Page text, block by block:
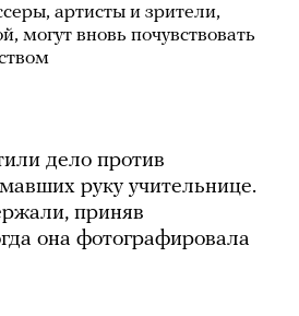
артисты и зрители,
могут вновь почувствовать
дело против
руку учительнице.
приняв
она фотографировала